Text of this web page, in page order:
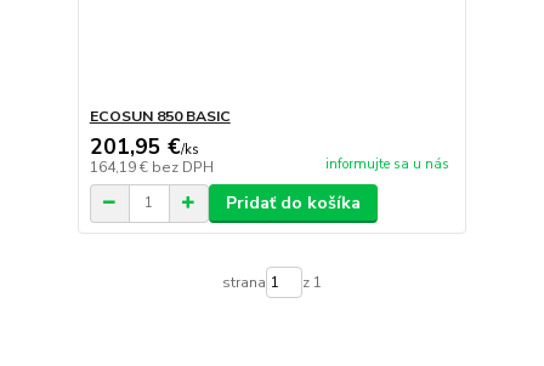
ECOSUN 850 BASIC
201,95 €/ks
164,19 € bez DPH informujte sa u nás
Pridať do košíka
strana z 1